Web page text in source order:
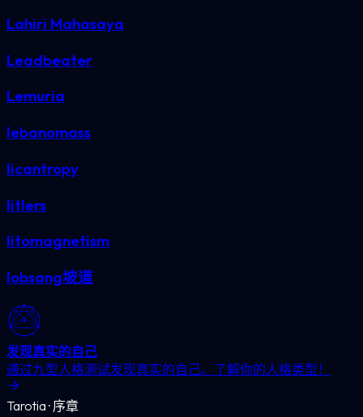
Lahiri Mahasaya
Leadbeater
Lemuria
lebanomass
licantropy
litlers
litomagnetism
lobsang坡道
发现真实的自己
通过九型人格测试发现真实的自己。了解你的人格类型！
Tarotia · 序章